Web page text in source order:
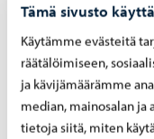
Tämä sivusto
Käytämme evästeitä
räätälöimiseen,
ja kävijämäärämme
median, mainosalan
tietoja siitä, miten